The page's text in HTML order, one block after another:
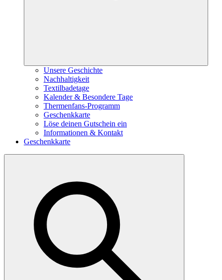
Unsere Geschichte
Nachhaltigkeit
Textilbadetage
Kalender & Besondere Tage
Thermenfans-Programm
Geschenkkarte
Löse deinen Gutschein ein
Informationen & Kontakt
Geschenkkarte